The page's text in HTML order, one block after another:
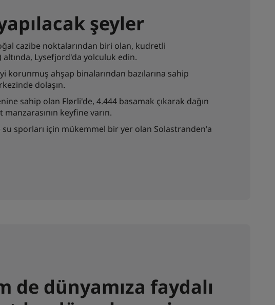
şeyler
cazibe noktalarından biri olan, kudretli
altında, Lysefjord'da yolculuk edin.
korunmuş ahşap binalarından bazılarına sahip
dolaşın.
sahip olan Flørli'de, 4.444 basamak çıkarak dağın
keyfine varın.
su sporları için mükemmel bir yer olan Solastranden'a
de dünyamıza faydalı